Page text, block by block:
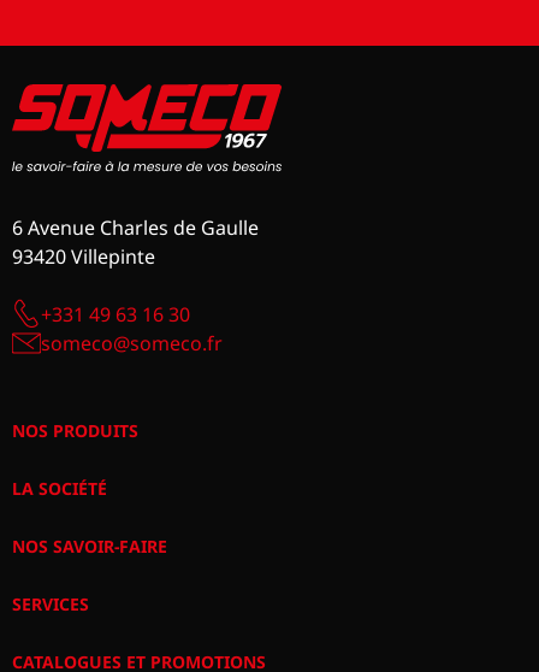
6 Avenue Charles de Gaulle
93420 Villepinte
+331 49 63 16 30
someco@someco.fr
NOS PRODUITS
LA SOCIÉTÉ
NOS SAVOIR-FAIRE
SERVICES
CATALOGUES ET PROMOTIONS